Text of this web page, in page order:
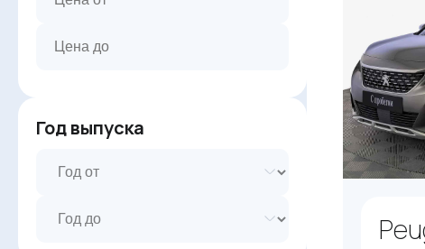
Год выпуска